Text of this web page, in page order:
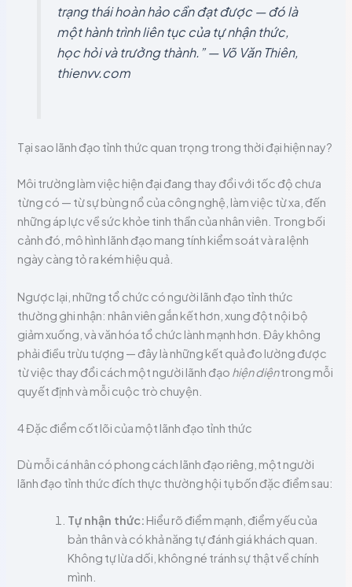
trạng thái hoàn hảo cần đạt được — đó là
một hành trình liên tục của tự nhận thức,
học hỏi và trưởng thành.”— Võ Văn Thiên,
thienvv.com
Tại sao lãnh đạo tỉnh thức quan trọng trong thời đại hiện nay?
Môi trường làm việc hiện đại đang thay đổi với tốc độ chưa
từng có — từ sự bùng nổ của công nghệ, làm việc từ xa, đến
những áp lực về sức khỏe tinh thần của nhân viên. Trong bối
cảnh đó, mô hình lãnh đạo mang tính kiểm soát và ra lệnh
ngày càng tỏ ra kém hiệu quả.
Ngược lại, những tổ chức có người lãnh đạo tỉnh thức
thường ghi nhận: nhân viên gắn kết hơn, xung đột nội bộ
giảm xuống, và văn hóa tổ chức lành mạnh hơn. Đây không
phải điều trừu tượng — đây là những kết quả đo lường được
từ việc thay đổi cách một người lãnh đạo hiện diệntrong mỗi
quyết định và mỗi cuộc trò chuyện.
4 Đặc điểm cốt lõi của một lãnh đạo tỉnh thức
Dù mỗi cá nhân có phong cách lãnh đạo riêng, một người
lãnh đạo tỉnh thức đích thực thường hội tụ bốn đặc điểm sau:
Tự nhận thức: Hiểu rõ điểm mạnh, điểm yếu của
bản thân và có khả năng tự đánh giá khách quan.
Không tự lừa dối, không né tránh sự thật về chính
mình.